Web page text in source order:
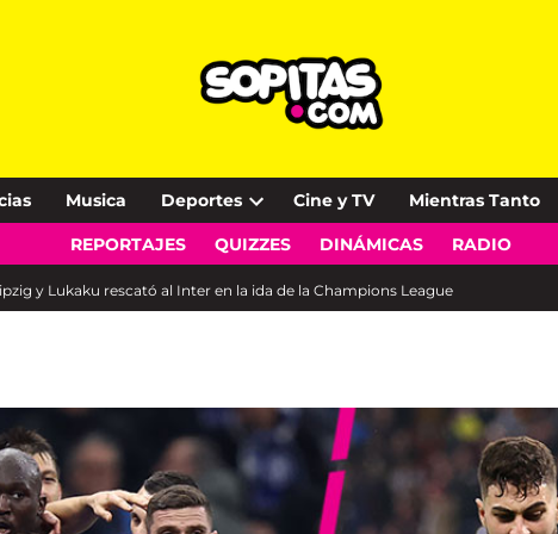
Musica Deportes
Open
dropdown
Cine y TV Mientras Tanto
REPORTAJES QUIZZES DINÁMICAS RADIO
y Lukaku rescató al Inter en la ida de la Champions League